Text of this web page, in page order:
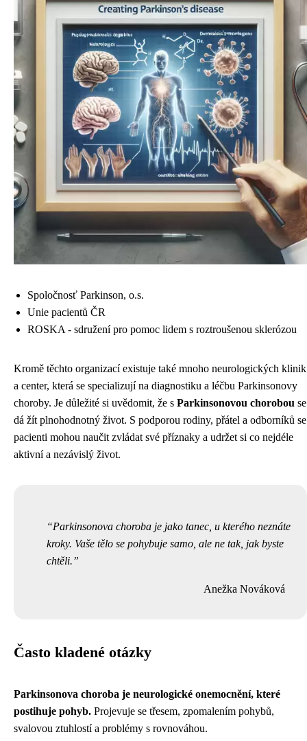
Spoločnosť Parkinson, o.s.
Unie pacientů ČR
ROSKA - sdružení pro pomoc lidem s roztroušenou sklerózou
Kromě těchto organizací existuje také mnoho neurologických klinik
a center, která se specializují na diagnostiku a léčbu Parkinsonovy
choroby. Je důležité si uvědomit, že s Parkinsonovou chorobou se
dá žít plnohodnotný život. S podporou rodiny, přátel a odborníků se
pacienti mohou naučit zvládat své příznaky a udržet si co nejdéle
aktivní a nezávislý život.
Parkinsonova choroba je jako tanec, u kterého neznáte
kroky. Vaše tělo se pohybuje samo, ale ne tak, jak byste
chtěli.
Anežka Nováková
Často kladené otázky
Parkinsonova choroba je neurologické onemocnění, které
postihuje pohyb. Projevuje se třesem, zpomalením pohybů,
svalovou ztuhlostí a problémy s rovnováhou.